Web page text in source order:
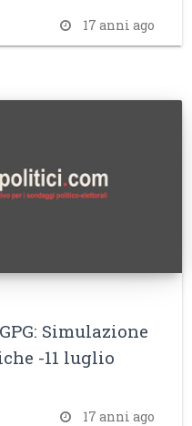
17 anni ago
Simulazione
-11 luglio
17 anni ago